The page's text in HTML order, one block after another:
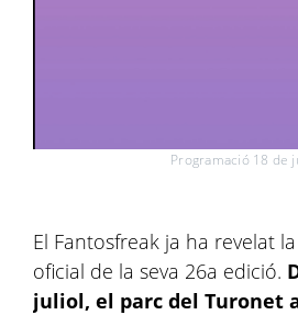
Programació 18 de
El Fantosfreak ja ha revelat
oficial de la seva 26a edició.
juliol, el parc del Turonet